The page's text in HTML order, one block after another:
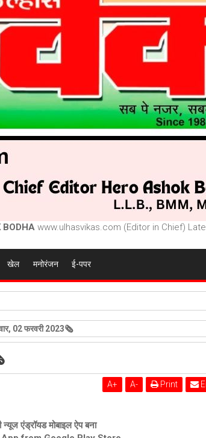
BODHA www.ulhasvikas.com (Editor in Chief)
खेल मनोरंजन ई-पपर
02 फरवरी 2023🗞
A+ A- Print
न्यूज एंड्रॉयड मोबाइल ऐप बना